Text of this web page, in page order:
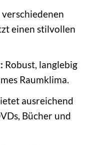
verschiedenen
einen stilvollen
Robust, langlebig
Raumklima.
ausreichend
Bücher und